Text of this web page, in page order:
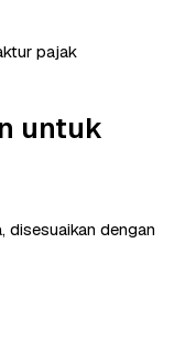
pajak
untuk
disesuaikan dengan